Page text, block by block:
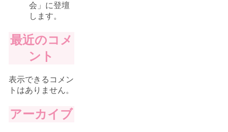
会」に登壇
します。
最近のコメ
ント
表示できるコメン
トはありません。
アーカイブ